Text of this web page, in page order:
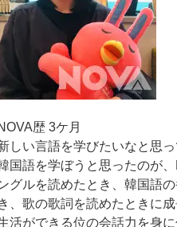
歴 3ケ月
しい言語を学びたいなと思
国語を学ぼうと思ったのが
グルを読めたとき、韓国語
、歌の歌詞を読めたときに
活ができる位の会話力を身に